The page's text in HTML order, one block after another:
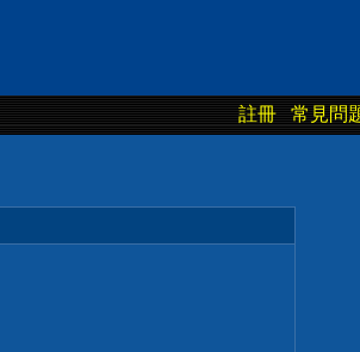
註冊 常見問